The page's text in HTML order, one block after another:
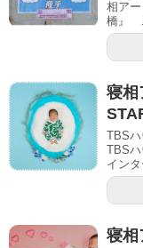
相ア
橋』
寝相
TBSハ
TBS
イン
寝相